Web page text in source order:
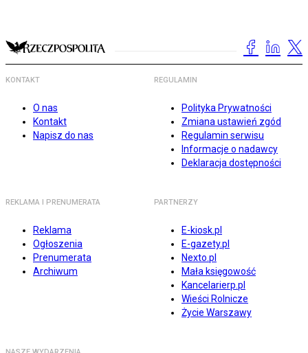
KONTAKT
O nas
Kontakt
Napisz do nas
REGULAMIN
Polityka Prywatności
Zmiana ustawień zgód
Regulamin serwisu
Informacje o nadawcy
Deklaracja dostępności
REKLAMA I PRENUMERATA
Reklama
Ogłoszenia
Prenumerata
Archiwum
PARTNERZY
E-kiosk.pl
E-gazety.pl
Nexto.pl
Mała księgowość
Kancelarierp.pl
Wieści Rolnicze
Życie Warszawy